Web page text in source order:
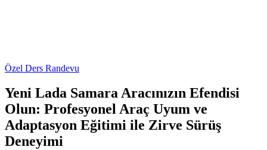
Özel Ders Randevu
Yeni Lada Samara Aracınızın Efendisi
Olun: Profesyonel Araç Uyum ve
Adaptasyon Eğitimi ile Zirve Sürüş
Deneyimi